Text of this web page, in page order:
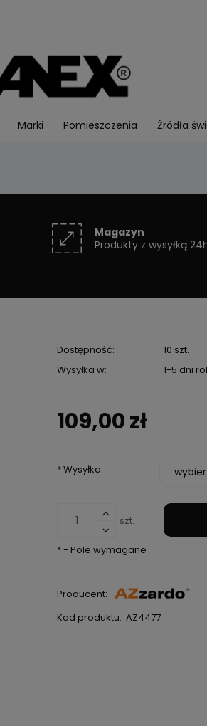
Marki Pomieszczenia Źródła
Magazyn
Produkty z wysyłką
Dostępność:
10 szt.
Wysyłka w:
1-5 dni
109,00 zł
*Wysyłka:
szt.
*- Pole wymagane
Producent:
Kod produktu: AZ4477